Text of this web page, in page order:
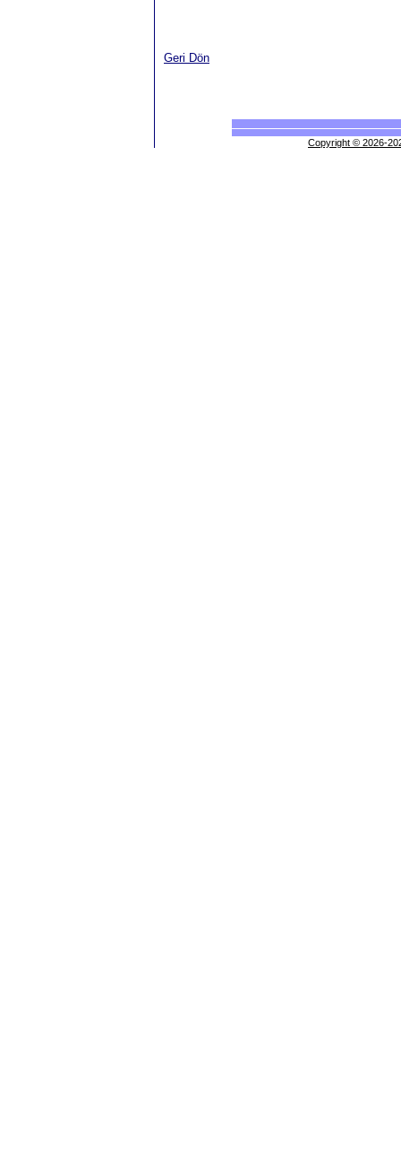
Geri Dön
Copyright © 2026-